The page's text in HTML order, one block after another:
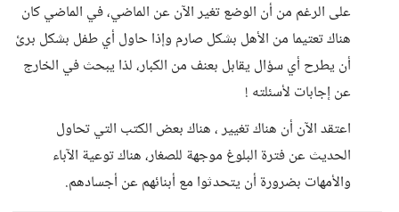
على الرغم من أن الوضع تغير الآن عن الماضي، في الماضي كان
هناك تعتيما من الأهل بشكل صارم وإذا حاول أي طفل بشكل برئ
أن يطرح أي سؤال يقابل بعنف من الكبار، لذا يبحث في الخارج
عن إجابات لأسئلته !
اعتقد الآن أن هناك تغيير ، هناك بعض الكتب التي تحاول
الحديث عن فترة البلوغ موجهة للصغار، هناك توعية الآباء
والأمهات بضرورة أن يتحدثوا مع أبنائهم عن أجسادهم.